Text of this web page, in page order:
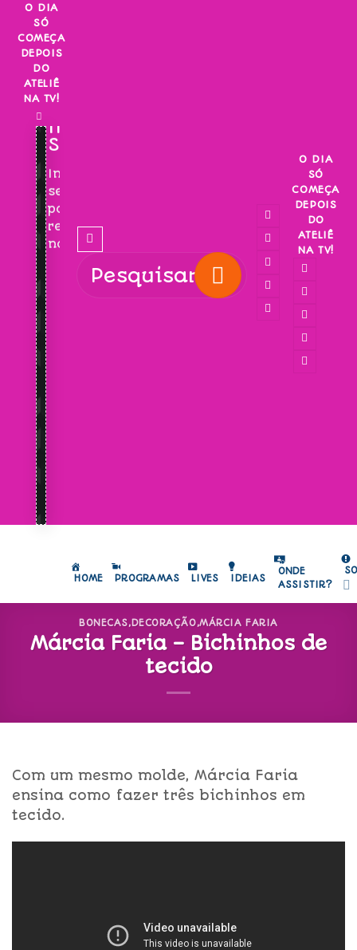
Skip
content
O DIA
SÓ
COMEÇA
DEPOIS
DO
ATELIÊ
NA TV!
INSCREVA-
SE!
Inscreva-
se
para
receber
novidades!
O DIA
SÓ
COMEÇA
DEPOIS
DO
ATELIÊ
NA TV!
HOME PROGRAMAS LIVES IDEIAS
ONDE
ASSISTIR?
BONECAS,DECORAÇÃO,MÁRCIA FARIA
Márcia Faria – Bichinhos de
tecido
Com um mesmo molde, Márcia Faria
ensina como fazer três bichinhos em
tecido.